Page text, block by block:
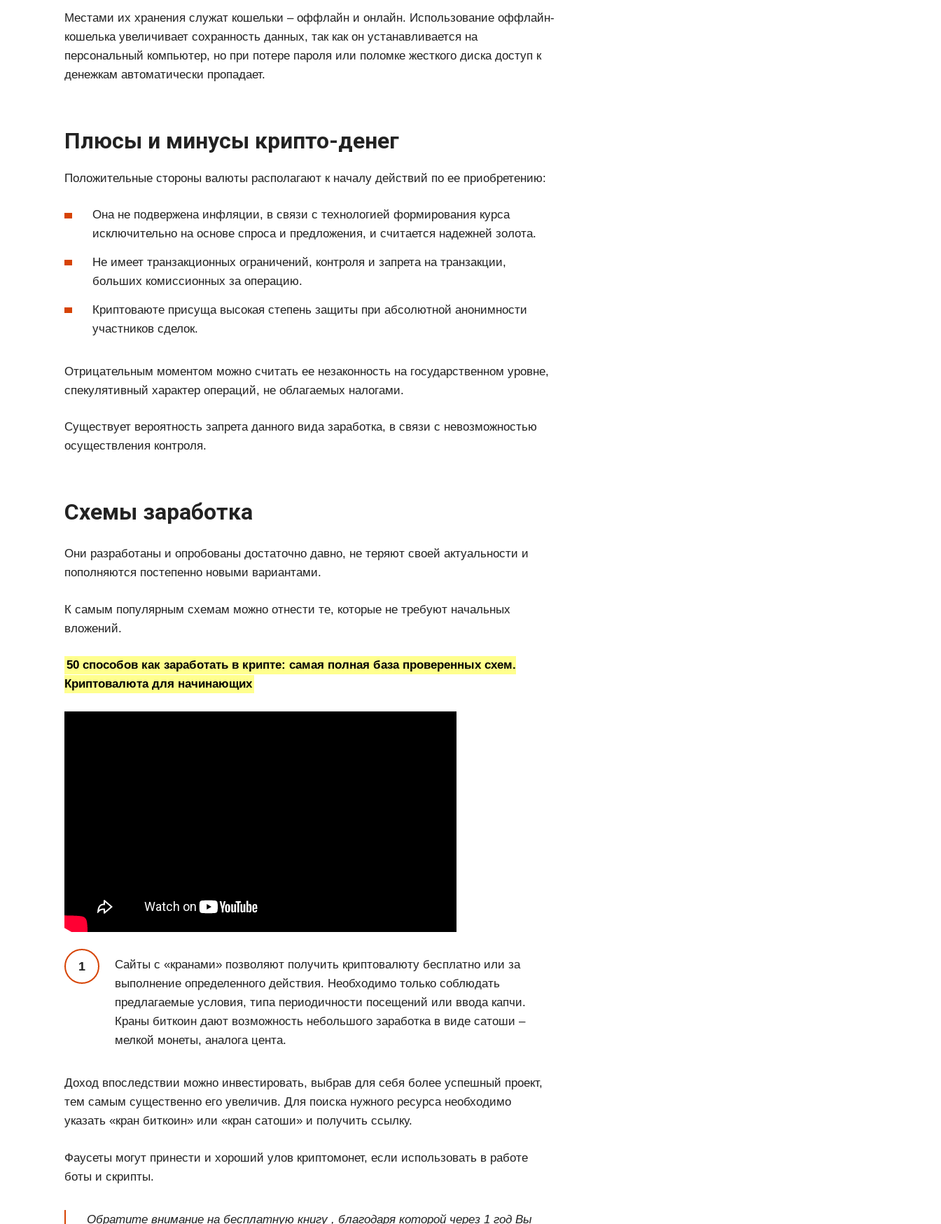
Местами их хранения служат кошельки – оффлайн и онлайн. Использование оффлайн-
кошелька увеличивает сохранность данных, так как он устанавливается на
персональный компьютер, но при потере пароля или поломке жесткого диска доступ к
денежкам автоматически пропадает.
Плюсы и минусы крипто-денег
Положительные стороны валюты располагают к началу действий по ее приобретению:
Она не подвержена инфляции, в связи с технологией формирования курса
исключительно на основе спроса и предложения, и считается надежней золота.
Не имеет транзакционных ограничений, контроля и запрета на транзакции,
больших комиссионных за операцию.
Криптоваюте присуща высокая степень защиты при абсолютной анонимности
участников сделок.
Отрицательным моментом можно считать ее незаконность на государственном уровне,
спекулятивный характер операций, не облагаемых налогами.
Существует вероятность запрета данного вида заработка, в связи с невозможностью
осуществления контроля.
Схемы заработка
Они разработаны и опробованы достаточно давно, не теряют своей актуальности и
пополняются постепенно новыми вариантами.
К самым популярным схемам можно отнести те, которые не требуют начальных
вложений.
50 способов как заработать в крипте: самая полная база проверенных схем.
Криптовалюта для начинающих
Сайты с «кранами» позволяют получить криптовалюту бесплатно или за
выполнение определенного действия. Необходимо только соблюдать
предлагаемые условия, типа периодичности посещений или ввода капчи.
Краны биткоин дают возможность небольшого заработка в виде сатоши –
мелкой монеты, аналога цента.
Доход впоследствии можно инвестировать, выбрав для себя более успешный проект,
тем самым существенно его увеличив. Для поиска нужного ресурса необходимо
указать «кран биткоин» или «кран сатоши» и получить ссылку.
Фаусеты могут принести и хороший улов криптомонет, если использовать в работе
боты и скрипты.
Обратите внимание на бесплатную книгу , благодаря которой через 1 год Вы